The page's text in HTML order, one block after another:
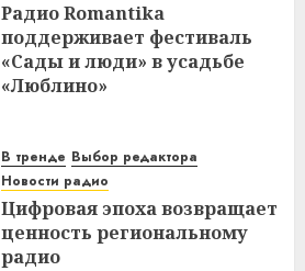
Радио Romantika
поддерживает фестиваль
«Сады и люди» в усадьбе
«Люблино»
В тренде Выбор редактора
Новости радио
Цифровая эпоха возвращает
ценность региональному
радио